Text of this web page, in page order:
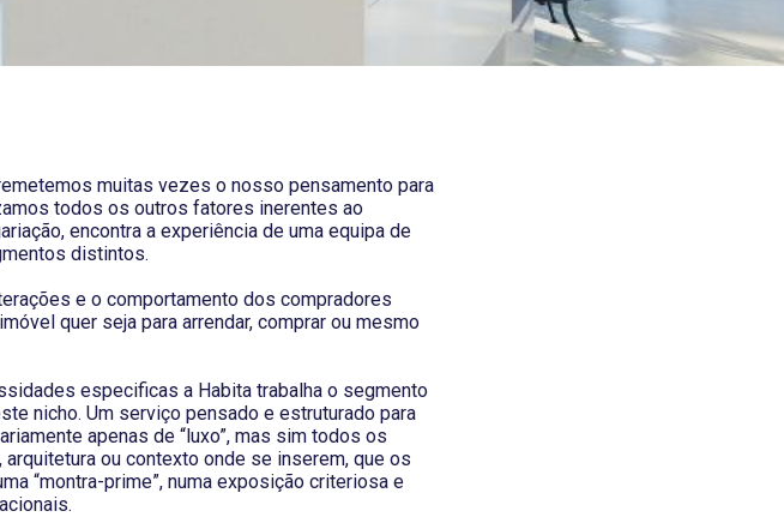
muitas vezes o nosso pensamento para
todos os outros fatores inerentes ao
encontra a experiência de uma equipa de
distintos.
e o comportamento dos compradores
quer seja para arrendar, comprar ou mesmo
especificas a Habita trabalha o segmento
nicho. Um serviço pensado e estruturado para
apenas de “luxo”, mas sim todos os
ou contexto onde se inserem, que os
“montra-prime”, numa exposição criteriosa e